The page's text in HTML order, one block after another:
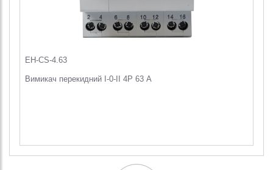
EH-CS-4.63
Вимикач перекидний I-0-II 4Р 63 А